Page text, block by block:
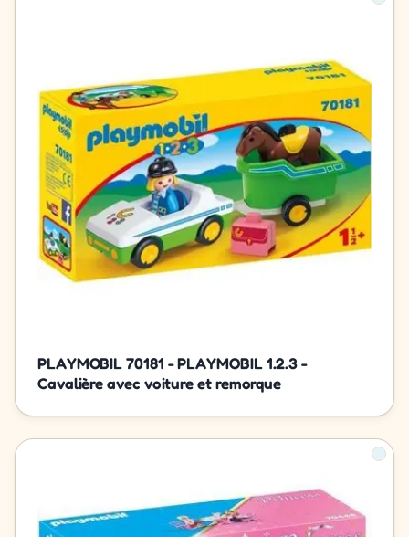
PLAYMOBIL 70181 - PLAYMOBIL 1.2.3 -
Cavalière avec voiture et remorque